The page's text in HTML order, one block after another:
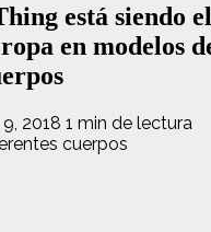
está siendo
en modelos
2018 1 min de lectura